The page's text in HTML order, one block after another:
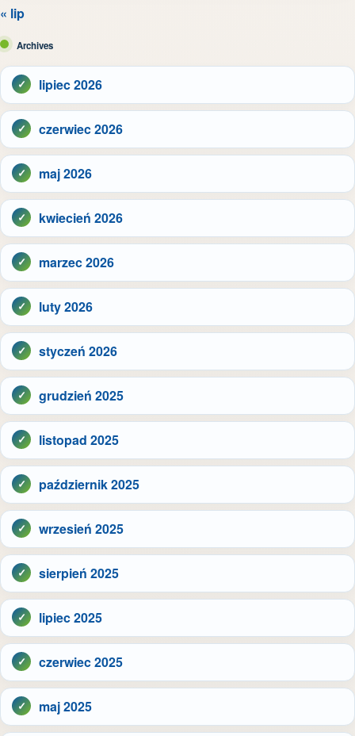
« lip
Archives
lipiec 2026
czerwiec 2026
maj 2026
kwiecień 2026
marzec 2026
luty 2026
styczeń 2026
grudzień 2025
listopad 2025
październik 2025
wrzesień 2025
sierpień 2025
lipiec 2025
czerwiec 2025
maj 2025